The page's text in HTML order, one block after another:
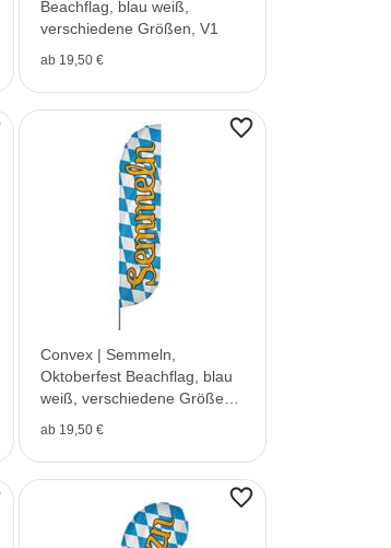
Beachflag, blau weiß,
verschiedene Größen, V1
ab 19,50 €
Convex | Semmeln,
Oktoberfest Beachflag, blau
weiß, verschiedene Größen,
ab 19,50 €